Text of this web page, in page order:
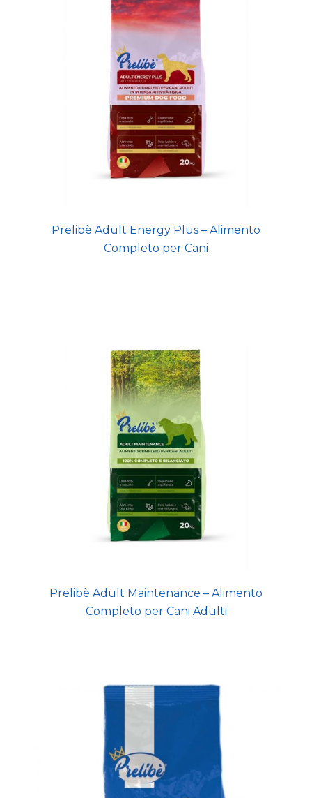
Prelibè Adult Energy Plus – Alimento
Completo per Cani
Prelibè Adult Maintenance – Alimento
Completo per Cani Adulti